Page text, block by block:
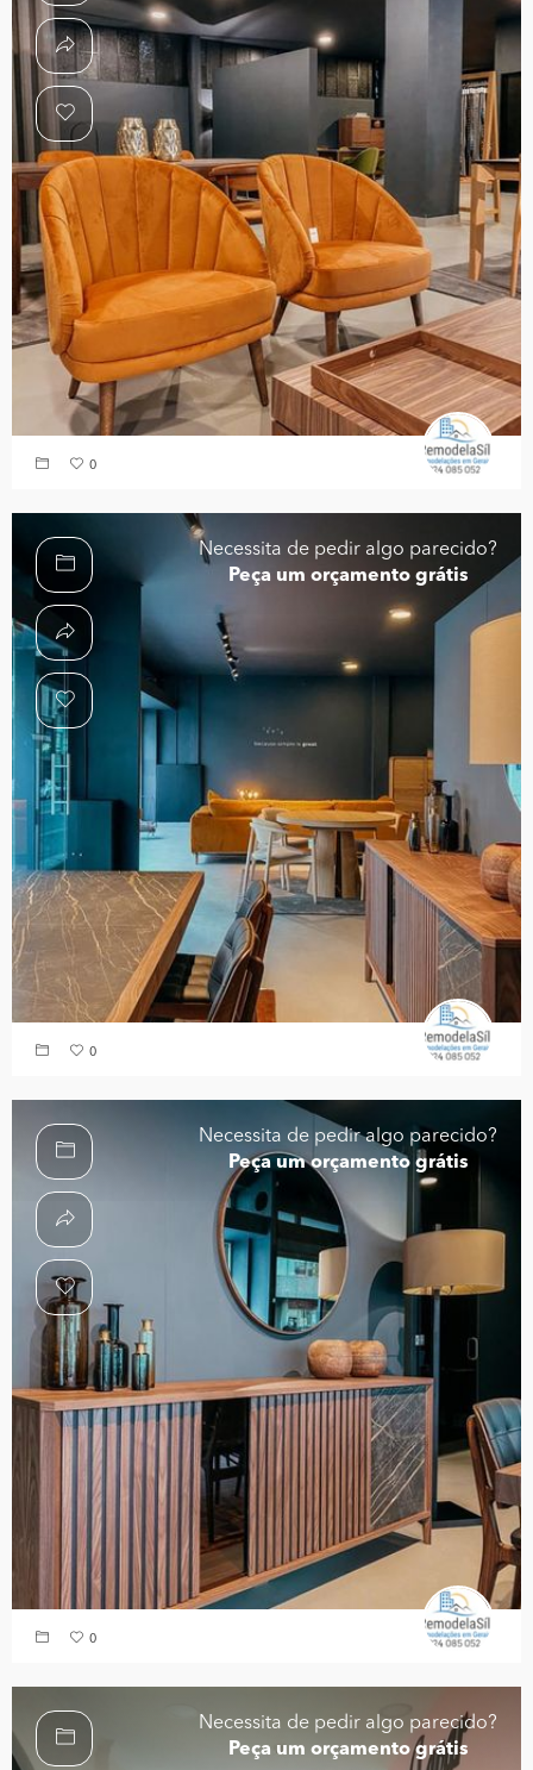
0
Necessita de pedir algo parecido?
Peça um orçamento grátis
0
Necessita de pedir algo parecido?
Peça um orçamento grátis
0
Necessita de pedir algo parecido?
Peça um orçamento grátis